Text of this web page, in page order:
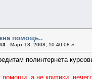
помощь..
: Март 13, 2008, 10:40:08 »
полинтернета
а не критики.